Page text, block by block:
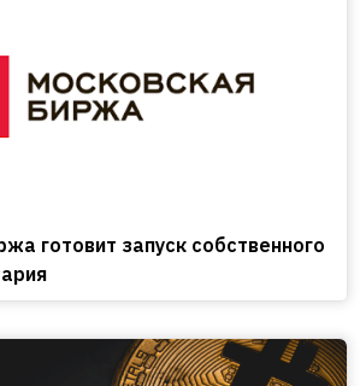
готовит запуск собственного